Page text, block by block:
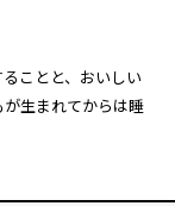
ことと、おいしい
生まれてからは睡